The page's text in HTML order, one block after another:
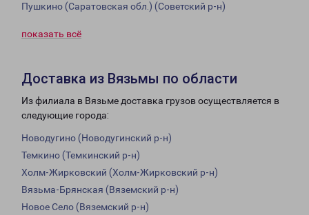
Пушкино (Саратовская обл.) (Советский р-н)
показать всё
Доставка из Вязьмы по области
Из филиала в Вязьме доставка грузов осуществляется в
следующие города:
Новодугино (Новодугинский р-н)
Темкино (Темкинский р-н)
Холм-Жирковский (Холм-Жирковский р-н)
Вязьма-Брянская (Вяземский р-н)
Новое Село (Вяземский р-н)